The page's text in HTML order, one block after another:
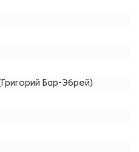
Бар-Эбрей)